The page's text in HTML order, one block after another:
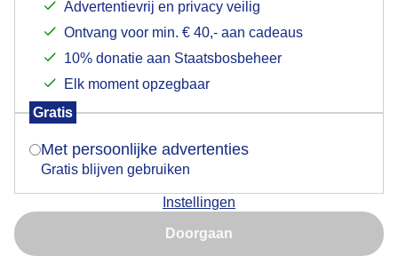
Advertentievrij en privacy veilig
Ontvang voor min. € 40,- aan cadeaus
10% donatie aan Staatsbosbeheer
Elk moment opzegbaar
Gratis
Met persoonlijke advertenties
Gratis blijven gebruiken
Instellingen
Doorgaan
Door: Astrid Wiessner Hoog Gemaakt: 18-07-2025, 52x bekeken
Indien je hier nog geen akkoord op hebt gegeven,
verschijnt er zo een pop-up uit je browser waarin
Is goed, toon de popup
Nu niet, misschien later